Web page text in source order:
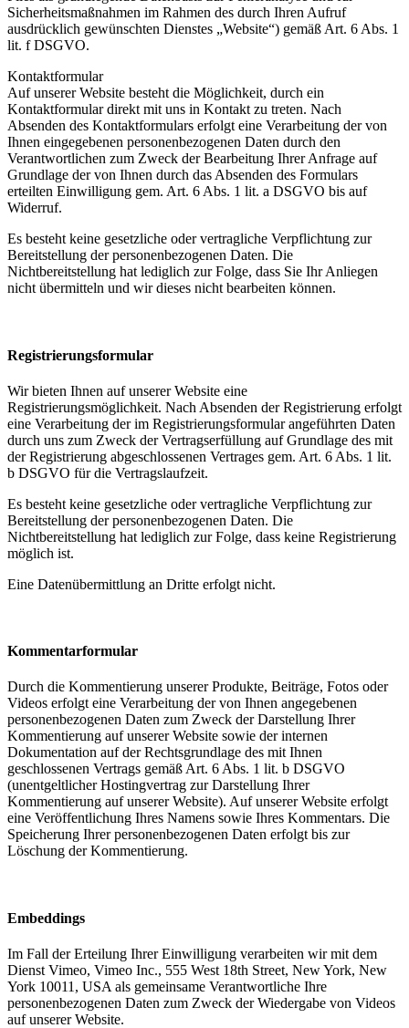
Sicherheitsmaßnahmen im Rahmen des durch Ihren Aufruf
ausdrücklich gewünschten Dienstes „Website“) gemäß Art. 6 Abs. 1
lit. f DSGVO.
Kontaktformular
Auf unserer Website besteht die Möglichkeit, durch ein
Kontaktformular direkt mit uns in Kontakt zu treten. Nach
Absenden des Kontaktformulars erfolgt eine Verarbeitung der von
Ihnen eingegebenen personenbezogenen Daten durch den
Verantwortlichen zum Zweck der Bearbeitung Ihrer Anfrage auf
Grundlage der von Ihnen durch das Absenden des Formulars
erteilten Einwilligung gem. Art. 6 Abs. 1 lit. a DSGVO bis auf
Widerruf.
Es besteht keine gesetzliche oder vertragliche Verpflichtung zur
Bereitstellung der personenbezogenen Daten. Die
Nichtbereitstellung hat lediglich zur Folge, dass Sie Ihr Anliegen
nicht übermitteln und wir dieses nicht bearbeiten können.
Registrierungsformular
Wir bieten Ihnen auf unserer Website eine
Registrierungsmöglichkeit. Nach Absenden der Registrierung erfolgt
eine Verarbeitung der im Registrierungsformular angeführten Daten
durch uns zum Zweck der Vertragserfüllung auf Grundlage des mit
der Registrierung abgeschlossenen Vertrages gem. Art. 6 Abs. 1 lit.
b DSGVO für die Vertragslaufzeit.
Es besteht keine gesetzliche oder vertragliche Verpflichtung zur
Bereitstellung der personenbezogenen Daten. Die
Nichtbereitstellung hat lediglich zur Folge, dass keine Registrierung
möglich ist.
Eine Datenübermittlung an Dritte erfolgt nicht.
Kommentarformular
Durch die Kommentierung unserer Produkte, Beiträge, Fotos oder
Videos erfolgt eine Verarbeitung der von Ihnen angegebenen
personenbezogenen Daten zum Zweck der Darstellung Ihrer
Kommentierung auf unserer Website sowie der internen
Dokumentation auf der Rechtsgrundlage des mit Ihnen
geschlossenen Vertrags gemäß Art. 6 Abs. 1 lit. b DSGVO
(unentgeltlicher Hostingvertrag zur Darstellung Ihrer
Kommentierung auf unserer Website). Auf unserer Website erfolgt
eine Veröffentlichung Ihres Namens sowie Ihres Kommentars. Die
Speicherung Ihrer personenbezogenen Daten erfolgt bis zur
Löschung der Kommentierung.
Embeddings
Im Fall der Erteilung Ihrer Einwilligung verarbeiten wir mit dem
Dienst Vimeo, Vimeo Inc., 555 West 18th Street, New York, New
York 10011, USA als gemeinsame Verantwortliche Ihre
personenbezogenen Daten zum Zweck der Wiedergabe von Videos
auf unserer Website.